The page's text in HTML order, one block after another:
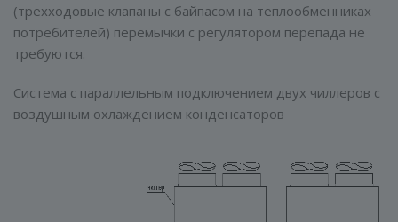
(трехходовые клапаны с байпасом на теплообменниках
потребителей) перемычки с регулятором перепада не
требуются.
Система с параллельным подключением двух чиллеров с
воздушным охлаждением конденсаторов